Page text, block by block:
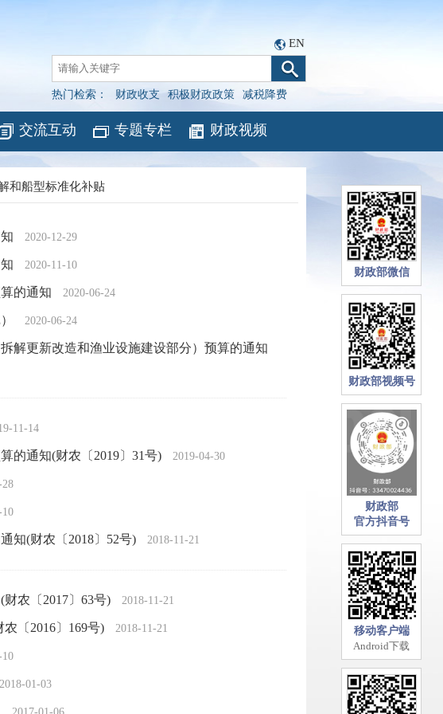
EN
热门检索： 财政收支 积极财政政策 减税降费
交流互动 专题专栏 财政视频
和船型标准化补贴
2020-12-29
2020-11-10
的通知 2020-06-24
2020-06-24
解更新改造和渔业设施建设部分）预算的通知
11-14
的通知(财农〔2019〕31号) 2019-04-30
28
10
知(财农〔2018〕52号) 2018-11-21
农〔2017〕63号) 2018-11-21
〔2016〕169号) 2018-11-21
10
2018-01-03
财政部微信
财政部视频号
财政部
官方抖音号
移动客户端
Android下载